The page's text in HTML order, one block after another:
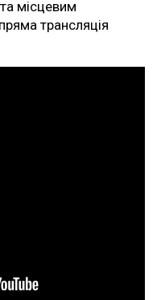
місцевим
трансляція